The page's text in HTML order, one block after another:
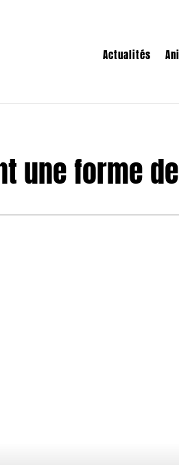
Actualités
une forme